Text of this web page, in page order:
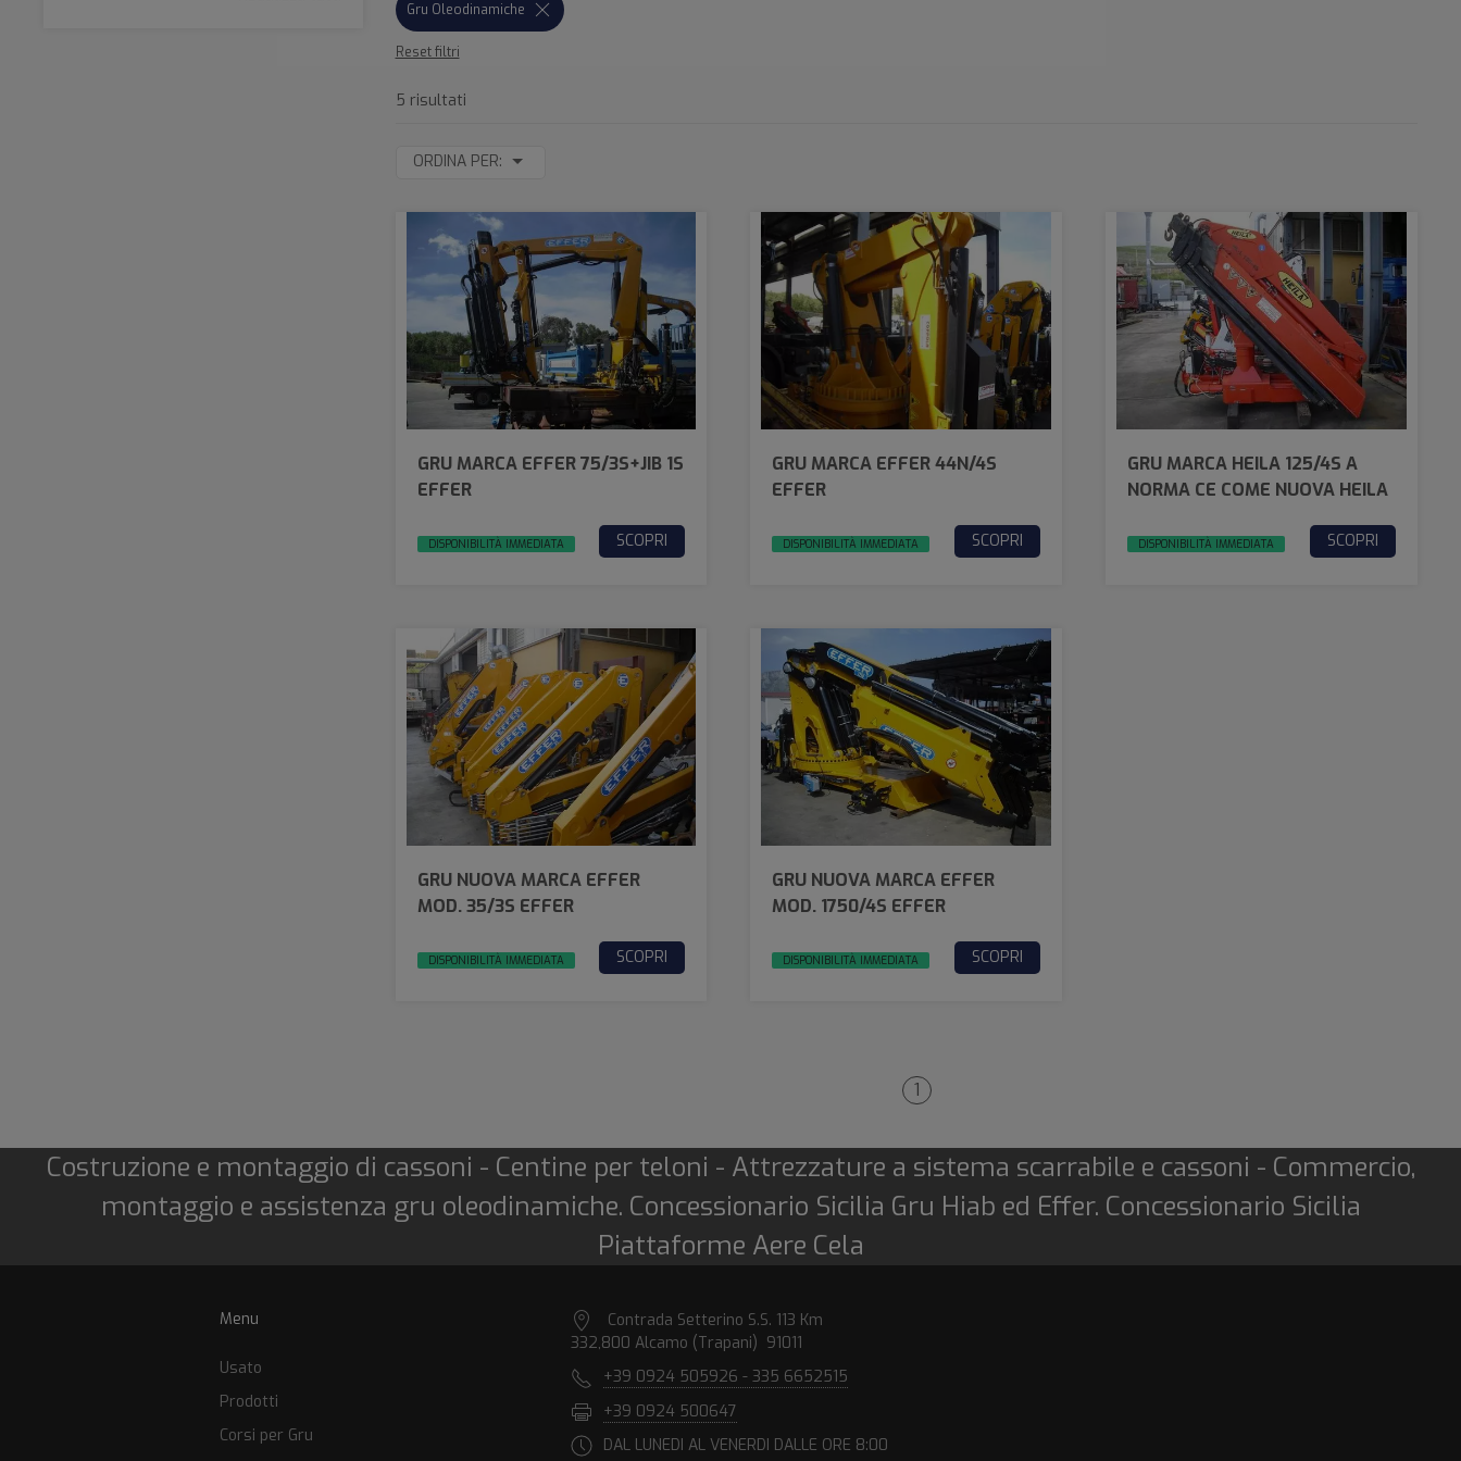
Gru Oleodinamiche
Reset filtri
5 risultati
ORDINA PER:
GRU MARCA EFFER 75/3S+JIB 1S
EFFER
DISPONIBILITÀ IMMEDIATA SCOPRI
GRU MARCA EFFER 44N/4S
EFFER
DISPONIBILITÀ IMMEDIATA SCOPRI
GRU MARCA HEILA 125/4S A
NORMA CE COME NUOVA HEILA
DISPONIBILITÀ IMMEDIATA SCOPRI
GRU NUOVA MARCA EFFER
MOD. 35/3S EFFER
DISPONIBILITÀ IMMEDIATA SCOPRI
GRU NUOVA MARCA EFFER
MOD. 1750/4S EFFER
DISPONIBILITÀ IMMEDIATA SCOPRI
1
Costruzione e montaggio di cassoni - Centine per teloni - Attrezzature a sistema scarrabile e cassoni - Commercio,
montaggio e assistenza gru oleodinamiche. Concessionario Sicilia Gru Hiab ed Effer. Concessionario Sicilia
Piattaforme Aere Cela
Menu
Usato
Prodotti
Corsi per Gru
Contrada Setterino S.S. 113 Km
332,800 Alcamo (Trapani) 91011
+39 0924 505926 - 335 6652515
+39 0924 500647
DAL LUNEDI AL VENERDI DALLE ORE 8:00